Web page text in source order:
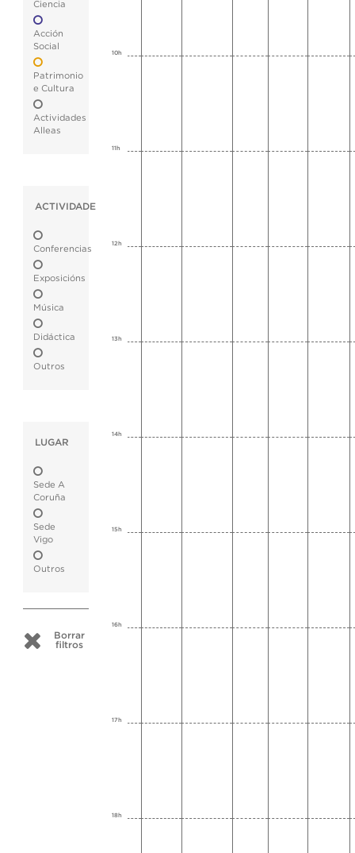
Ciencia
Acción
Social
Patrimonio
e Cultura
Actividades
Alleas
ACTIVIDADE
Conferencias
Exposicións
Música
Didáctica
Outros
LUGAR
Sede A
Coruña
Sede
Vigo
Outros
Borrar
filtros
10h
11h
12h
13h
14h
15h
16h
17h
18h